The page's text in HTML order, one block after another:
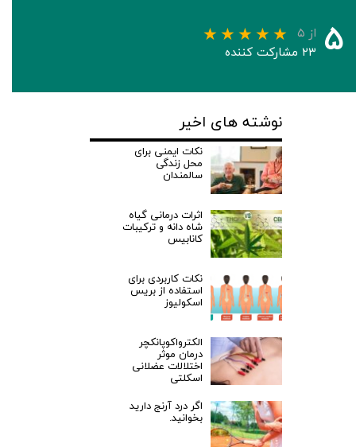
۵ از ۵
۲۳ مشارکت کننده
نوشته های اخیر
نکات ایمنی برای
محل زندگی
سالمندان
اثرات درمانی گیاه
شاه دانه و ترکیبات
کانابیس
نکات کاربردی برای
استفاده از بریس
اسکولیوز
الکترواکوپانکچر
درمان موثر
اختلالات عضلانی
اسکلتی
اگر درد آرنج دارید
بخوانید.